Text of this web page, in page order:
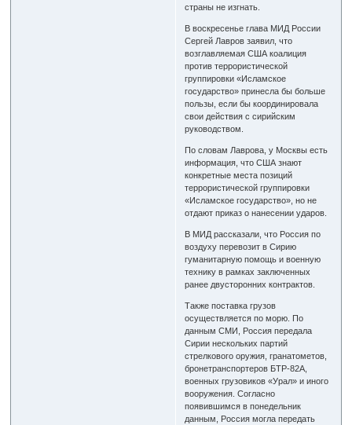
страны не изгнать.
В воскресенье глава МИД России
Сергей Лавров заявил, что
возглавляемая США коалиция
против террористической
группировки «Исламское
государство» принесла бы больше
пользы, если бы координировала
свои действия с сирийским
руководством.
По словам Лаврова, у Москвы есть
информация, что США знают
конкретные места позиций
террористической группировки
«Исламское государство», но не
отдают приказ о нанесении ударов.
В МИД рассказали, что Россия по
воздуху перевозит в Сирию
гуманитарную помощь и военную
технику в рамках заключенных
ранее двусторонних контрактов.
Также поставка грузов
осуществляется по морю. По
данным СМИ, Россия передала
Сирии нескольких партий
стрелкового оружия, гранатометов,
бронетранспортеров БТР-82А,
военных грузовиков «Урал» и иного
вооружения. Согласно
появившимся в понедельник
данным, Россия могла передать